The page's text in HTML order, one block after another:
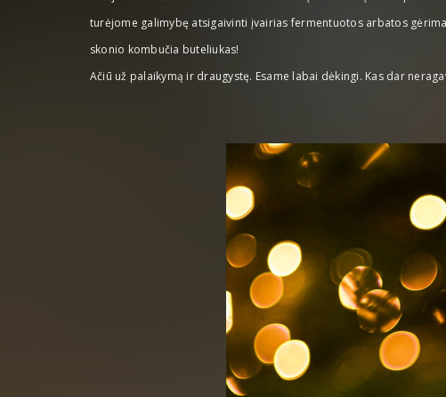
turėjome galimybę atsigaivinti įvairias fermentuotos arbatos
skonio kombučia buteliukas!
Ačiū už palaikymą ir draugystę. Esame labai dėkingi. Kas dar